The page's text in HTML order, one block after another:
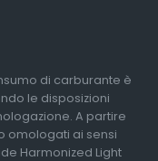
di carburante è
le disposizioni
A partire
omologati ai sensi
Harmonized Light